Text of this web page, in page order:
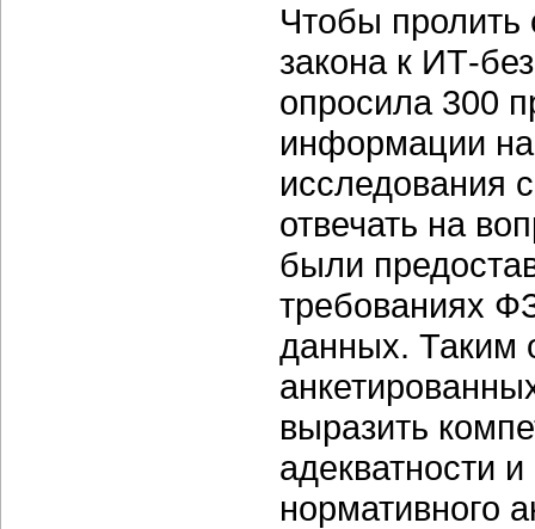
Чтобы пролить
закона к ИТ-
опросила 300
информации на
исследования
отвечать на
были
требованиях
данных. Таким
выразить
адекватности
нормативного